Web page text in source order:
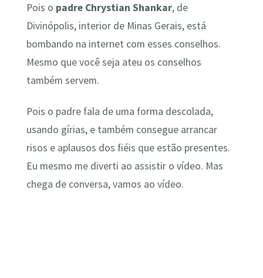
Pois o padre Chrystian Shankar, de
Divinópolis, interior de Minas Gerais, está
bombando na internet com esses conselhos.
Mesmo que você seja ateu os conselhos
também servem.
Pois o padre fala de uma forma descolada,
usando gírias, e também consegue arrancar
risos e aplausos dos fiéis que estão presentes.
Eu mesmo me diverti ao assistir o vídeo. Mas
chega de conversa, vamos ao vídeo.